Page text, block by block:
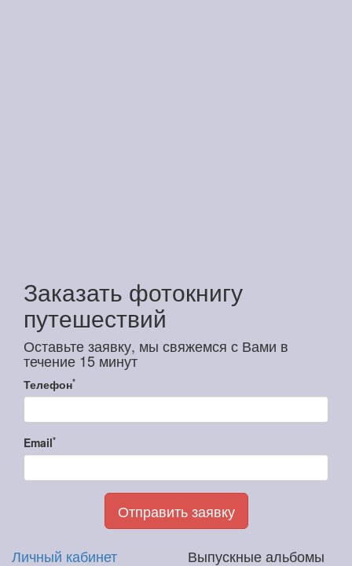
Заказать фотокнигу
путешествий
Оставьте заявку, мы свяжемся с Вами в
течение 15 минут
Телефон*
Email*
Отправить заявку
Личный кабинет Выпускные альбомы